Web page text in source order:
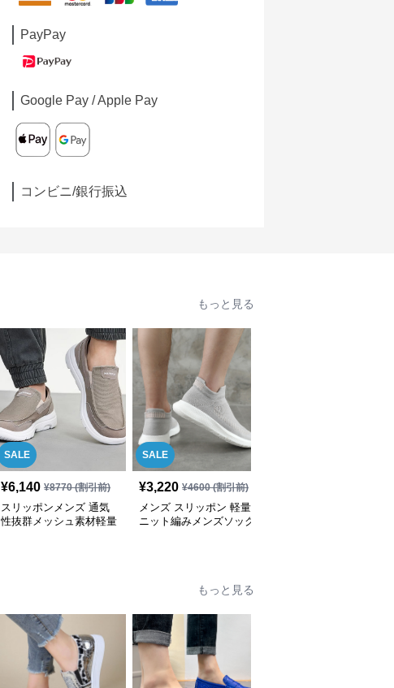
PayPay
Google Pay / Apple Pay
コンビニ/銀行振込
もっと見る
SALE
¥6,140 ¥8770(割引前)
スリッポンメンズ 通気
性抜群メッシュ素材軽量
SALE
¥3,220 ¥4600(割引前)
メンズ スリッポン 軽量
ニット編みメンズソック
もっと見る